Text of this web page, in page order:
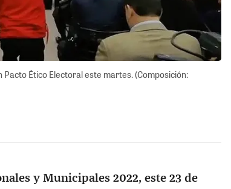
Ético Electoral este martes. (Composición:
y Municipales 2022, este 23 de